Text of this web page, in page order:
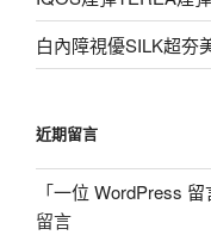
白內障視優SILK超夯
近期留言
「一位 WordPress 留
留言